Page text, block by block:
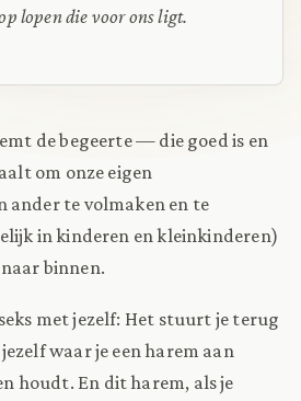
lopen die voor ons ligt.
de begeerte — die goed is en
om onze eigen
ander te volmaken en te
in kinderen en kleinkinderen)
binnen.
met jezelf: Het stuurt je terug
waar je een harem aan
houdt. En dit harem, als je